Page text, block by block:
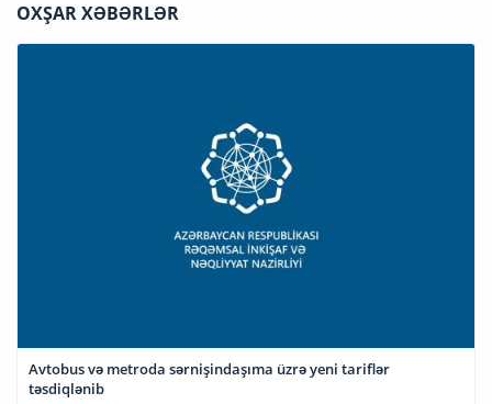
OXŞAR XƏBƏRLƏR
Avtobus və metroda sərnişindaşıma üzrə yeni tariflər
təsdiqlənib